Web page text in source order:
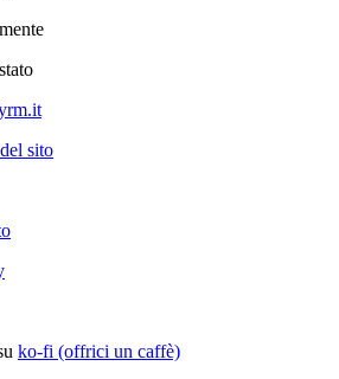
sito
ko-fi (offrici un caffè)